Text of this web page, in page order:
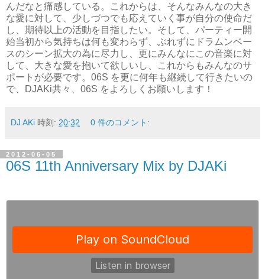
んだなと痛感している。これからは、そんなみんなの大き
な愛に対して、少しづつでも応えていく事が自分の使命だ
し、期待以上の活動を目指したい。そして、パーティー開
始当初から気持ちは何も変わらず、ぶれずにドラムンベー
スのシーン拡大の為に尽力し、更にみんなにこの音楽に対
して、大きな愛を抱いて欲しいし、これからもみんなのサ
ポートが必要です。 06S を更に何年も継続して行きたいの
で、
DJAKi共々、06S をよろしくお願いします！
DJ AKi 時刻: 20:32 0 件のコメント:
2012-06-05
06S 11th Anniversary Mix by DJAKi